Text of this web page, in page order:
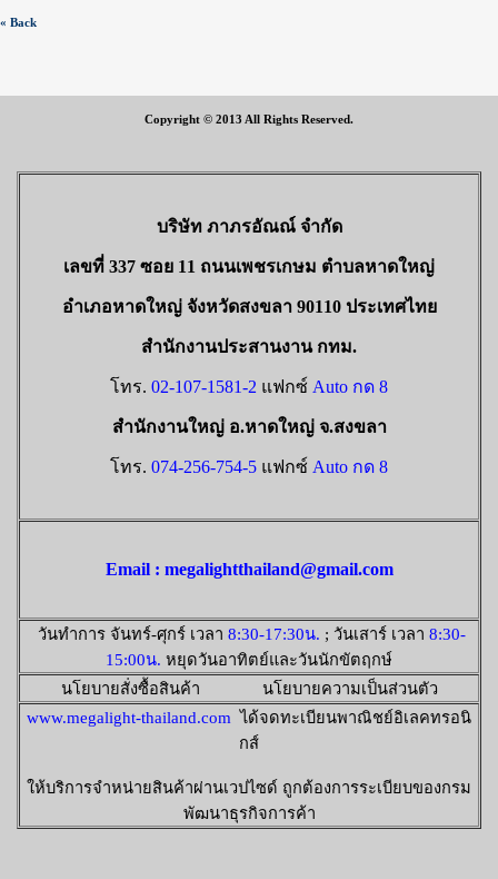
« Back
Copyright © 2013 All Rights Reserved.
บริษัท ภาภรอัณณ์ จำกัด
เลขที่ 337 ซอย 11 ถนนเพชรเกษม ตำบลหาดใหญ่
อำเภอหาดใหญ่ จังหวัดสงขลา 90110 ประเทศไทย
สำนักงานประสานงาน กทม.
โทร. 02-107-1581-2 แฟกซ์ Auto กด 8
สำนักงานใหญ่ อ.หาดใหญ่ จ.สงขลา
โทร. 074-256-754-5 แฟกซ์ Auto กด 8
Email : megalightthailand@gmail.com
วันทำการ จันทร์-ศุกร์ เวลา 8:30-17:30น. ; วันเสาร์ เวลา 8:30-
15:00น. หยุดวันอาทิตย์และวันนักขัตฤกษ์
นโยบายสั่งซื้อสินค้า นโยบายความเป็นส่วนตัว
www.megalight-thailand.com ได้จดทะเบียนพาณิชย์อิเลคทรอนิ
กส์
ให้บริการจำหน่ายสินค้าผ่านเวปไซด์ ถูกต้องการระเบียบของกรม
พัฒนาธุรกิจการค้า